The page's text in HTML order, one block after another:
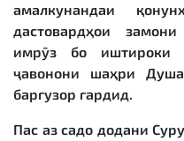
амалкунандаи
дастовардҳои
имрӯз бо иштироки
ҷавонони шаҳри
баргузор гардид.
Пас аз садо додани